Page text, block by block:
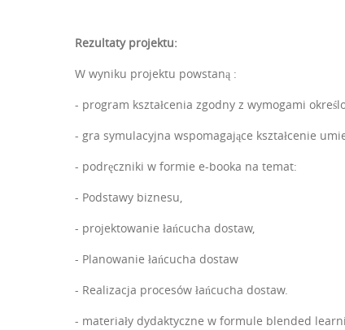
Rezultaty projektu:
W wyniku projektu powstaną :
- program kształcenia zgodny z wymogami
- gra symulacyjna wspomagające kształcenie
- podręczniki w formie e-booka na temat:
- Podstawy biznesu,
- projektowanie łańcucha dostaw,
- Planowanie łańcucha dostaw
- Realizacja procesów łańcucha dostaw.
- materiały dydaktyczne w formule blended